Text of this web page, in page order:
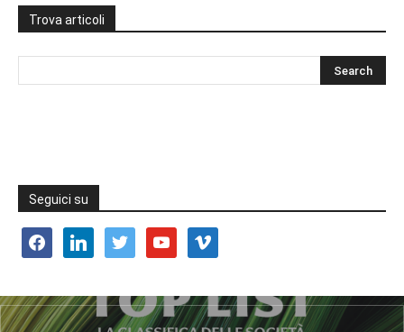
Trova articoli
Seguici su
facebooklinkedin twitter youtube vimeo